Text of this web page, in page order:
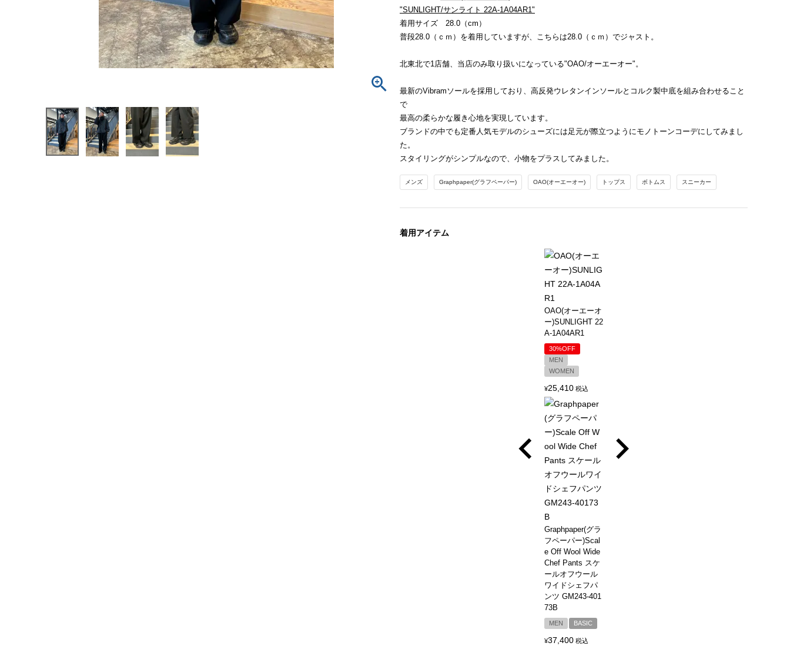
"SUNLIGHT/サンライト 22A-1A04AR1"
着用サイズ 28.0（cm）
普段28.0（ｃｍ）を着用していますが、こちらは28.0（ｃｍ）でジャスト。
北東北で1店舗、当店のみ取り扱いになっている"OAO/オーエーオー"。
最新のVibramソールを採用しており、高反発ウレタンインソールとコルク製中底を組み合わせること
で
最高の柔らかな履き心地を実現しています。
ブランドの中でも定番人気モデルのシューズには足元が際立つようにモノトーンコーデにしてみまし
た。
スタイリングがシンプルなので、小物をプラスしてみました。
メンズ Graphpaper(グラフペーパー) OAO(オーエーオー) トップス ボトムス スニーカー
着用アイテム
OAO(オーエーオ
ー)SUNLIGHT 22
A-1A04AR1
30%OFF
MEN
WOMEN
¥25,410 税込
Graphpaper(グラ
フペーパー)Scal
e Off Wool Wide
Chef Pants スケ
ールオフウール
ワイドシェフパ
ンツ GM243-401
73B
MEN BASIC
¥37,400 税込